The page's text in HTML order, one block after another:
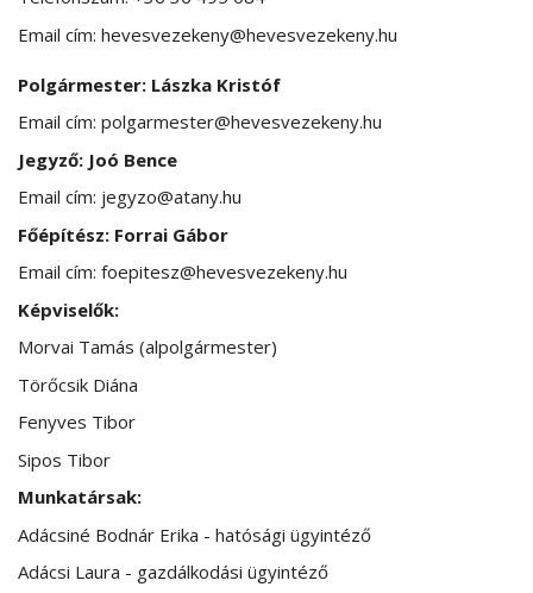
Email cím: hevesvezekeny@hevesvezekeny.hu
Polgármester: Lászka Kristóf
Email cím: polgarmester@hevesvezekeny.hu
Jegyző: Joó Bence
Email cím: jegyzo@atany.hu
Főépítész: Forrai Gábor
Email cím: foepitesz@hevesvezekeny.hu
Képviselők:
Morvai Tamás (alpolgármester)
Törőcsik Diána
Fenyves Tibor
Sipos Tibor
Munkatársak:
Adácsiné Bodnár Erika - hatósági ügyintéző
Adácsi Laura - gazdálkodási ügyintéző